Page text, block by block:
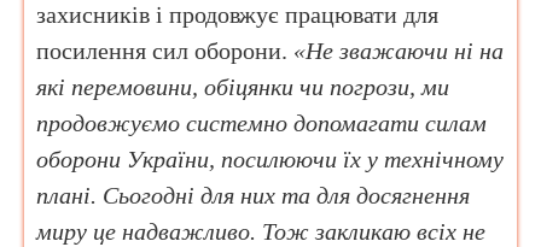
захисників і продовжує працювати для
посилення сил оборони. «Не зважаючи ні на
які перемовини, обіцянки чи погрози, ми
продовжуємо системно допомагати силам
оборони України, посилюючи їх у технічному
плані. Сьогодні для них та для досягнення
миру це надважливо. Тож закликаю всіх не